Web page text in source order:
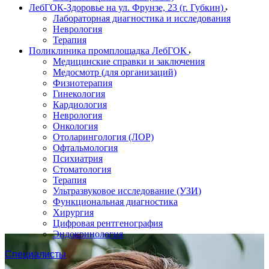
ЛебГОК-Здоровье на ул. Фрунзе, 23 (г. Губкин)
Лабораторная диагностика и исследования
Неврология
Терапия
Поликлиника промплощадка ЛебГОК
Медицинские справки и заключения
Медосмотр (для организаций)
Физиотерапия
Гинекология
Кардиология
Неврология
Онкология
Отоларингология (ЛОР)
Офтальмология
Психиатрия
Стоматология
Терапия
Ультразвуковое исследование (УЗИ)
Функциональная диагностика
Хирургия
Цифровая рентгенография
Эндокринология
Специалисты